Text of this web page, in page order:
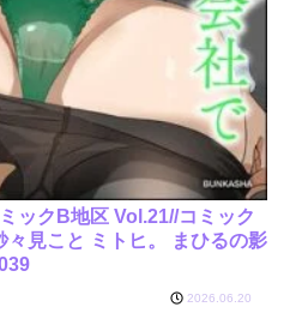
ックB地区 Vol.21//コミック
見こと ミトヒ。 まひるの影
2026.06.20